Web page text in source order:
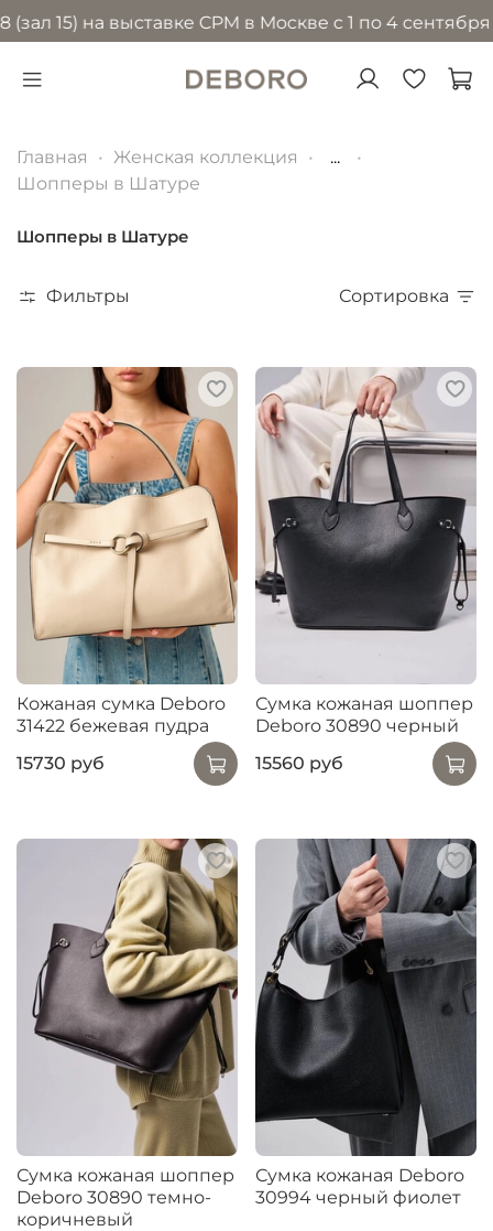
на выставке CPM в Москве с 1 по 4 сентября 2026
Главная Женская коллекция
...
Шопперы в Шатуре
Шопперы в Шатуре
Фильтры Сортировка
Кожаная сумка Deboro
31422 бежевая пудра
15730 руб
Сумка кожаная шоппер
Deboro 30890 черный
15560 руб
Сумка кожаная шоппер
Deboro 30890 темно-
коричневый
Сумка кожаная Deboro
30994 черный фиолет